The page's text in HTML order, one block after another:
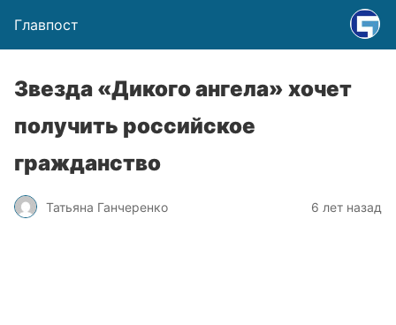
Главпост
Звезда «Дикого ангела» хочет
получить российское
гражданство
Татьяна Ганчеренко 6 лет назад